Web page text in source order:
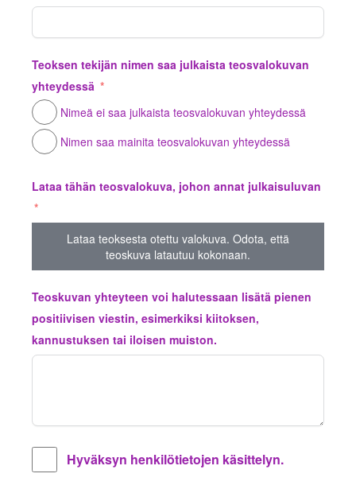
Teoksen tekijän nimen saa julkaista teosvalokuvan
yhteydessä
Nimeä ei saa julkaista teosvalokuvan yhteydessä
Nimen saa mainita teosvalokuvan yhteydessä
Lataa tähän teosvalokuva, johon annat julkaisuluvan
Lataa teoksesta otettu valokuva. Odota, että
teoskuva latautuu kokonaan.
Teoskuvan yhteyteen voi halutessaan lisätä pienen
positiivisen viestin, esimerkiksi kiitoksen,
kannustuksen tai iloisen muiston.
Hyväksyn henkilötietojen käsittelyn.